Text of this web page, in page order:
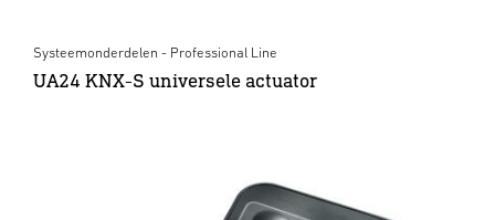
Systeemonderdelen - Professional Line
UA24 KNX-S universele actuator